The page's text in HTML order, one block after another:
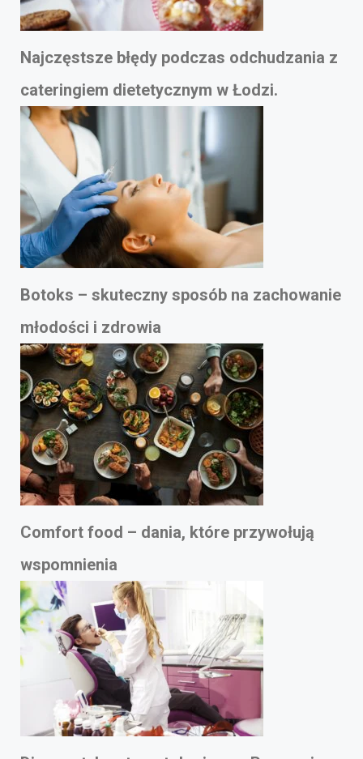
Najczęstsze błędy podczas odchudzania z
cateringiem dietetycznym w Łodzi.
Botoks – skuteczny sposób na zachowanie
młodości i zdrowia
Comfort food – dania, które przywołują
wspomnienia